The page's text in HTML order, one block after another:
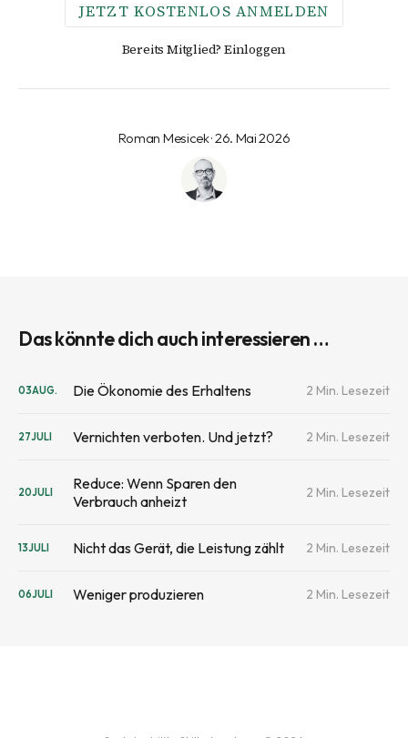
JETZT KOSTENLOS ANMELDEN
Bereits Mitglied? Einloggen
Roman Mesicek · 26. Mai 2026
Das könnte dich auch interessieren …
03AUG. Die Ökonomie des Erhaltens 2 Min. Lesezeit
27JULI Vernichten verboten. Und jetzt? 2 Min. Lesezeit
20JULI
Reduce: Wenn Sparen den
Verbrauch anheizt
2 Min. Lesezeit
13JULI Nicht das Gerät, die Leistung zählt 2 Min. Lesezeit
06JULI Weniger produzieren 2 Min. Lesezeit